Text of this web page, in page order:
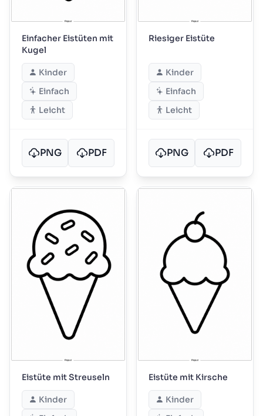
Einfacher Eistüten mit
Kugel
Kinder
Einfach
Leicht
PNG PDF
Riesiger Eistüte
Kinder
Einfach
Leicht
PNG PDF
Eistüte mit Streuseln
Kinder
Eistüte mit Kirsche
Kinder